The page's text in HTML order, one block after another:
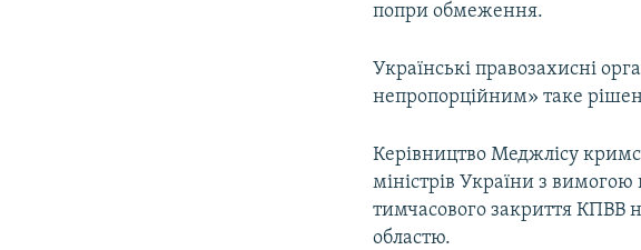
попри обмеження.
Українські правозахисні
непропорційним» таке
Керівництво Меджлісу
міністрів України з
тимчасового закриття КПВВ
областю.